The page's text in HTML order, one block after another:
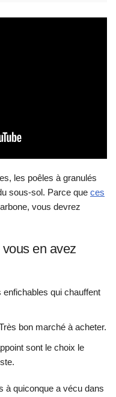
les poêles à granulés
sous-sol. Parce que ces
vous devrez
en avez
qui chauffent
bon marché à acheter.
sont le choix le
à quiconque a vécu dans